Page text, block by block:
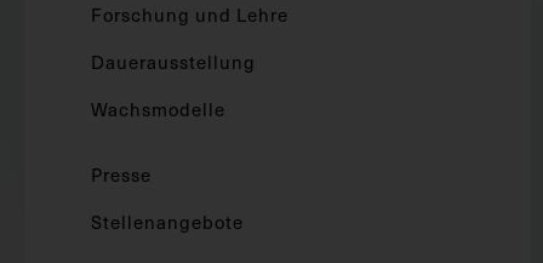
Forschung und Lehre
Dauerausstellung
Wachsmodelle
Presse
Stellenangebote